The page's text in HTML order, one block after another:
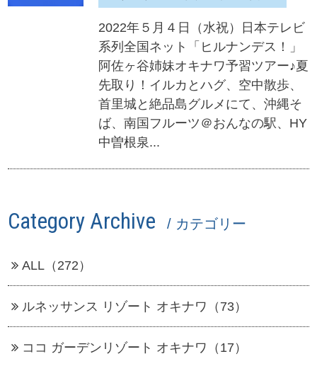
2022年５月４日（水祝）日本テレビ
系列全国ネット「ヒルナンデス！」
阿佐ヶ谷姉妹オキナワ予習ツアー♪夏
先取り！イルカとハグ、空中散歩、
首里城と絶品島グルメにて、沖縄そ
ば、南国フルーツ＠おんなの駅、HY
中曽根泉...
Category Archive / カテゴリー
ALL（272）
ルネッサンス リゾート オキナワ（73）
ココ ガーデンリゾート オキナワ（17）